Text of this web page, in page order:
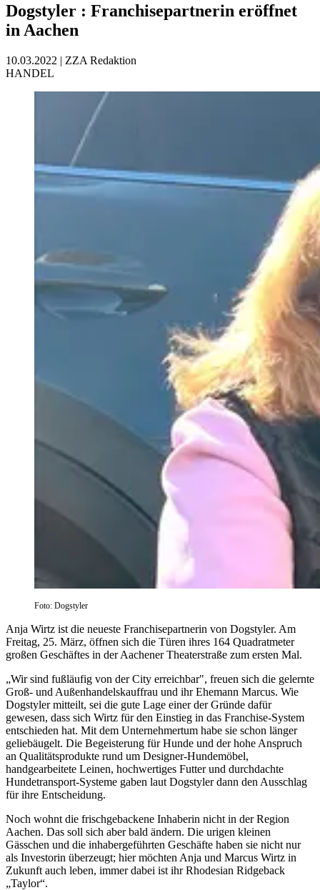
Dogstyler : Franchisepartnerin eröffnet
in Aachen
10.03.2022 | ZZA Redaktion
HANDEL
Foto: Dogstyler
Anja Wirtz ist die neueste Franchisepartnerin von Dogstyler. Am
Freitag, 25. März, öffnen sich die Türen ihres 164 Quadratmeter
großen Geschäftes in der Aachener Theaterstraße zum ersten Mal.
„Wir sind fußläufig von der City erreichbar", freuen sich die gelernte
Groß- und Außenhandelskauffrau und ihr Ehemann Marcus. Wie
Dogstyler mitteilt, sei die gute Lage einer der Gründe dafür
gewesen, dass sich Wirtz für den Einstieg in das Franchise-System
entschieden hat. Mit dem Unternehmertum habe sie schon länger
geliebäugelt. Die Begeisterung für Hunde und der hohe Anspruch
an Qualitätsprodukte rund um Designer-Hundemöbel,
handgearbeitete Leinen, hochwertiges Futter und durchdachte
Hundetransport-Systeme gaben laut Dogstyler dann den Ausschlag
für ihre Entscheidung.
Noch wohnt die frischgebackene Inhaberin nicht in der Region
Aachen. Das soll sich aber bald ändern. Die urigen kleinen
Gässchen und die inhabergeführten Geschäfte haben sie nicht nur
als Investorin überzeugt; hier möchten Anja und Marcus Wirtz in
Zukunft auch leben, immer dabei ist ihr Rhodesian Ridgeback
„Taylor“.